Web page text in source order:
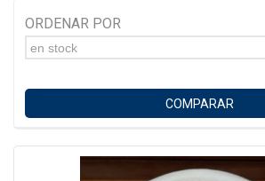
ORDENAR POR
en stock
COMPARAR